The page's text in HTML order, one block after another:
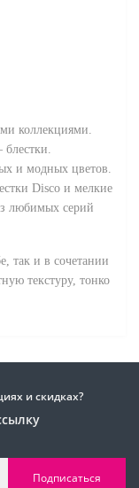
коллекциями.
блестки.
и модных цветов.
Disco и мелкие
любимых серий
так и в сочетании
текстуру, тонко
и скидках?
Подписаться